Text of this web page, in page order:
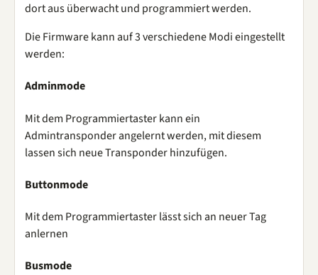
dort aus überwacht und programmiert werden.
Die Firmware kann auf 3 verschiedene Modi eingestellt
werden:
Adminmode
Mit dem Programmiertaster kann ein
Admintransponder angelernt werden, mit diesem
lassen sich neue Transponder hinzufügen.
Buttonmode
Mit dem Programmiertaster lässt sich an neuer Tag
anlernen
Busmode